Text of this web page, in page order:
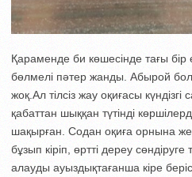
Қараменде би көшесінде тағы бір
бөлмелі пәтер жанды. Абырой
жоқ.Ал тілсіз жау оқиғасы
қабаттан шыққан түтінді
шақырған. Содан оқиға орнына
бұзып кіріп, өртті дереу
алауды ауыздықтағанша кіре